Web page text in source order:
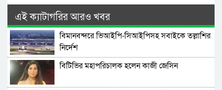
এই ক্যাটাগরির আরও খবর
বিমানবন্দরে ভিআইপি-সিআইপিসহ সবাইকে তল্লাশির
নির্দেশ
বিটিভির মহাপরিচালক হলেন কাজী জেসিন